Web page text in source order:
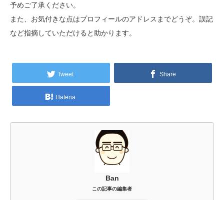
予めご了承ください。
また、お気付きな点はプロフィールのアドレスまでどうぞ。誤記
など指摘していただけると助かります。
Tweet Share
Hatena
Ban
この記事の編集者